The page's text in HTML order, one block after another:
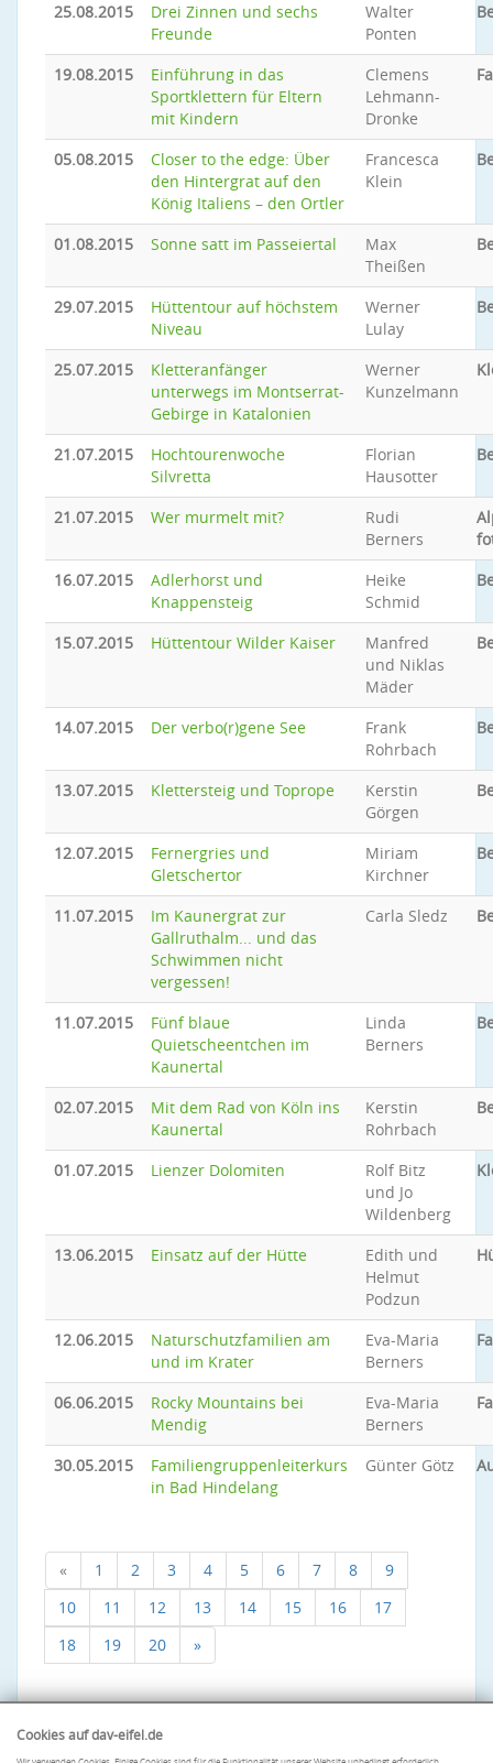
25.08.2015
Drei Zinnen und sechs
Freunde
Walter
Ponten
19.08.2015
Einführung in das
Sportklettern für Eltern
mit Kindern
Clemens
Lehmann-
Dronke
05.08.2015
Closer to the edge: Über
den Hintergrat auf den
König Italiens – den Ortler
Francesca
Klein
01.08.2015 Sonne satt im Passeiertal
Max
Theißen
29.07.2015
Hüttentour auf höchstem
Niveau
Werner
Lulay
25.07.2015
Kletteranfänger
unterwegs im Montserrat-
Gebirge in Katalonien
Werner
Kunzelmann
21.07.2015
Hochtourenwoche
Silvretta
Florian
Hausotter
21.07.2015 Wer murmelt mit?
Rudi
Berners
16.07.2015
Adlerhorst und
Knappensteig
Heike
Schmid
15.07.2015 Hüttentour Wilder Kaiser
Manfred
und Niklas
Mäder
14.07.2015 Der verbo(r)gene See
Frank
Rohrbach
13.07.2015 Klettersteig und Toprope
Kerstin
Görgen
12.07.2015
Fernergries und
Gletschertor
Miriam
Kirchner
11.07.2015
Im Kaunergrat zur
Gallruthalm... und das
Schwimmen nicht
vergessen!
Carla Sledz
11.07.2015
Fünf blaue
Quietscheentchen im
Kaunertal
Linda
Berners
02.07.2015
Mit dem Rad von Köln ins
Kaunertal
Kerstin
Rohrbach
01.07.2015 Lienzer Dolomiten
Rolf Bitz
und Jo
Wildenberg
13.06.2015 Einsatz auf der Hütte
Edith und
Helmut
Podzun
12.06.2015
Naturschutzfamilien am
und im Krater
Eva-Maria
Berners
06.06.2015
Rocky Mountains bei
Mendig
Eva-Maria
Berners
30.05.2015
Familiengruppenleiterkurs
in Bad Hindelang
Günter Götz
« 1 2 3 4 5 6 7 8
9
10
11 12 13 14 15 16
17
18
19 20 »
Cookies auf dav-eifel.de